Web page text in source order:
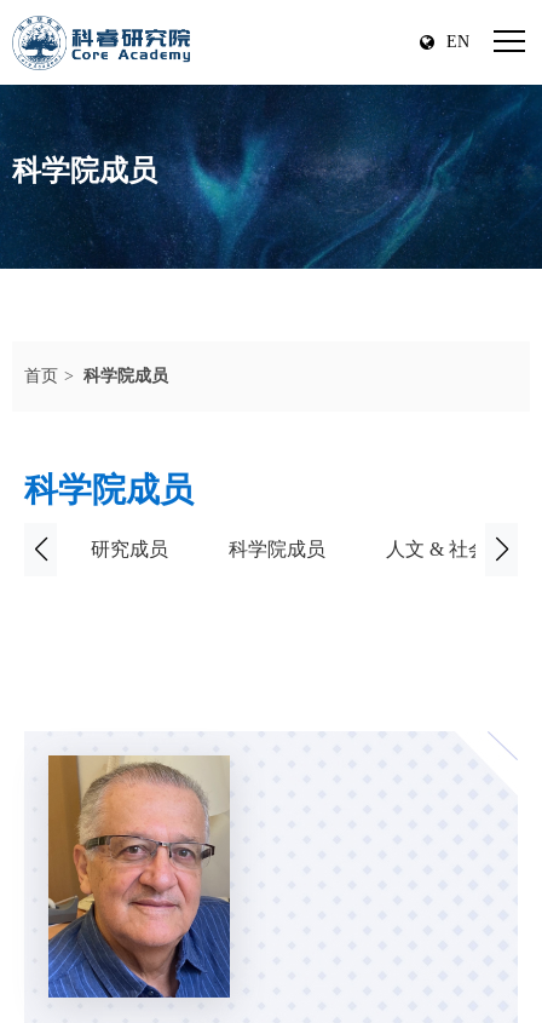
EN
科学院成员
首页 科学院成员
科学院成员
研究成员 科学院成员 人文 & 社会科学